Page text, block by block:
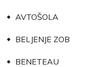
AVTOŠOLA
BELJENJE ZOB
BENETEAU